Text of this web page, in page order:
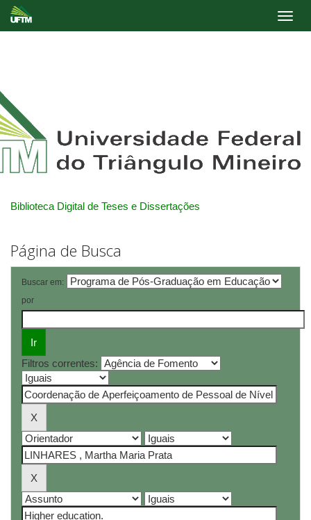
Biblioteca Digital de Teses e Dissertações
Página de Busca
Buscar em:
por
Filtros correntes: